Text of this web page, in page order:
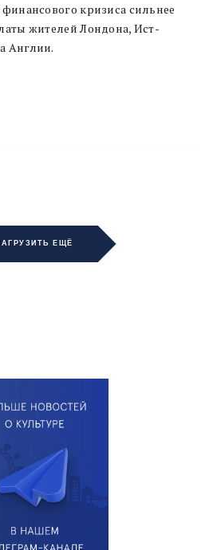
кризиса сильнее
жителей Лондона, Ист-
Англии.
ЕЩЁ